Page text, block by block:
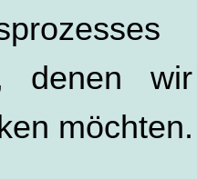
denen
möchten.